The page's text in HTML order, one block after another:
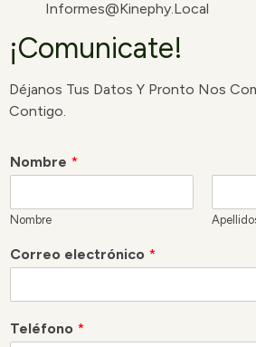
Informes@kinephy.local
¡Comunicate!
Déjanos Tus Datos Y Pronto Nos
Contigo.
Nombre *
Nombre
Correo electrónico *
Teléfono *